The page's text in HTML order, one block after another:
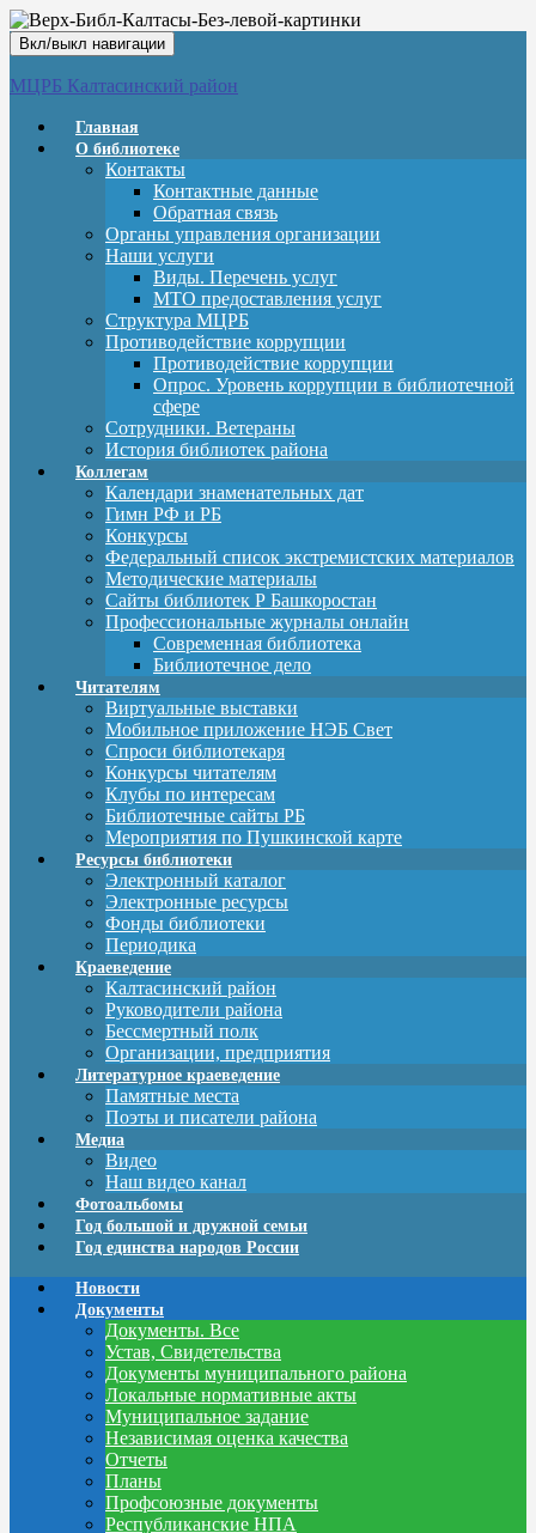
Вкл/выкл навигации
МЦРБ Калтасинский район
Главная
О библиотеке
Контакты
Контактные данные
Обратная связь
Органы управления организации
Наши услуги
Виды. Перечень услуг
МТО предоставления услуг
Структура МЦРБ
Противодействие коррупции
Противодействие коррупции
Опрос. Уровень коррупции в библиотечной
сфере
Сотрудники. Ветераны
История библиотек района
Коллегам
Календари знаменательных дат
Гимн РФ и РБ
Конкурсы
Федеральный список экстремистских материалов
Методические материалы
Сайты библиотек Р Башкоростан
Профессиональные журналы онлайн
Современная библиотека
Библиотечное дело
Читателям
Виртуальные выставки
Мобильное приложение НЭБ Свет
Спроси библиотекаря
Конкурсы читателям
Клубы по интересам
Библиотечные сайты РБ
Мероприятия по Пушкинской карте
Ресурсы библиотеки
Электронный каталог
Электронные ресурсы
Фонды библиотеки
Периодика
Краеведение
Калтасинский район
Руководители района
Бессмертный полк
Организации, предприятия
Литературное краеведение
Памятные места
Поэты и писатели района
Медиа
Видео
Наш видео канал
Фотоальбомы
Год большой и дружной семьи
Год единства народов России
Новости
Документы
Документы. Все
Устав, Свидетельства
Документы муниципального района
Локальные нормативные акты
Муниципальное задание
Независимая оценка качества
Отчеты
Планы
Профсоюзные документы
Республиканские НПА